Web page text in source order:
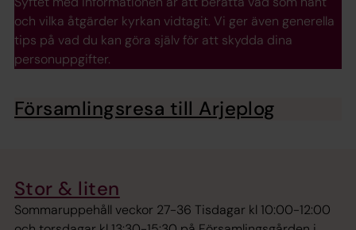
och vilka åtgärder kyrkan vidtagit. Vi ger även generella
tips på vad du kan göra själv för att skydda dina
personuppgifter.
Församlingsresa till Arjeplog
Stor & liten
Sommaruppehåll veckor 27-36 Tisdagar kl 10:00-12:00